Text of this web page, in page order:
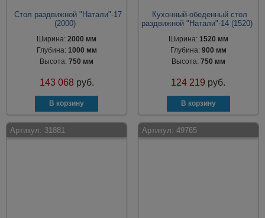
Стол раздвижной "Натали"-17
(2000)
Ширина:2000 мм
Глубина: 1000 мм
Высота:750 мм
143 068 руб.
Кухонный-обеденный стол
раздвижной "Натали"-14 (1520)
Ширина: 1520 мм
Глубина: 900 мм
Высота: 750 мм
124 219 руб.
Артикул: 31881 Артикул: 49765